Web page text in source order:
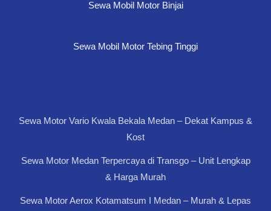
Sewa Mobil Motor Binjai
Sewa Mobil Motor Tebing Tinggi
Sewa Motor Vario Kwala Bekala Medan – Dekat Kampus &
Kost
Sewa Motor Medan Terpercaya di Transgo – Unit Lengkap
& Harga Murah
Sewa Motor Aerox Kotamatsum I Medan – Murah & Lepas